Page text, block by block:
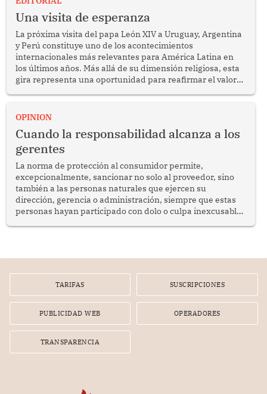
Una visita de esperanza
La próxima visita del papa León XIV a Uruguay, Argentina
y Perú constituye uno de los acontecimientos
internacionales más relevantes para América Latina en
los últimos años. Más allá de su dimensión religiosa, esta
gira representa una oportunidad para reafirmar el valor
enfrenta desafíos en materia de desarrollo, cohesión
OPINION
Cuando la responsabilidad alcanza a los
gerentes
La norma de protección al consumidor permite,
excepcionalmente, sancionar no solo al proveedor, sino
también a las personas naturales que ejercen su
dirección, gerencia o administración, siempre que estas
personas hayan participado con dolo o culpa inexcusable
por la frustrada realización de un meet and greet con
TARIFAS SUSCRIPCIONES
PUBLICIDAD WEB OPERADORES
TRANSPARENCIA